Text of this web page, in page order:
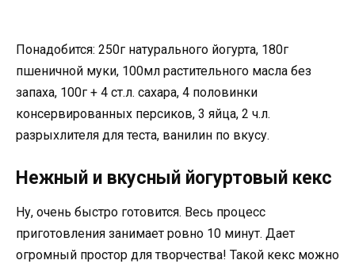
Понадобится: 250г натурального йогурта, 180г
пшеничной муки, 100мл растительного масла без
запаха, 100г + 4 ст.л. сахара, 4 половинки
консервированных персиков, 3 яйца, 2 ч.л.
разрыхлителя для теста, ванилин по вкусу.
Нежный и вкусный йогуртовый кекс
Ну, очень быстро готовится. Весь процесс
приготовления занимает ровно 10 минут. Дает
огромный простор для творчества! Такой кекс можно